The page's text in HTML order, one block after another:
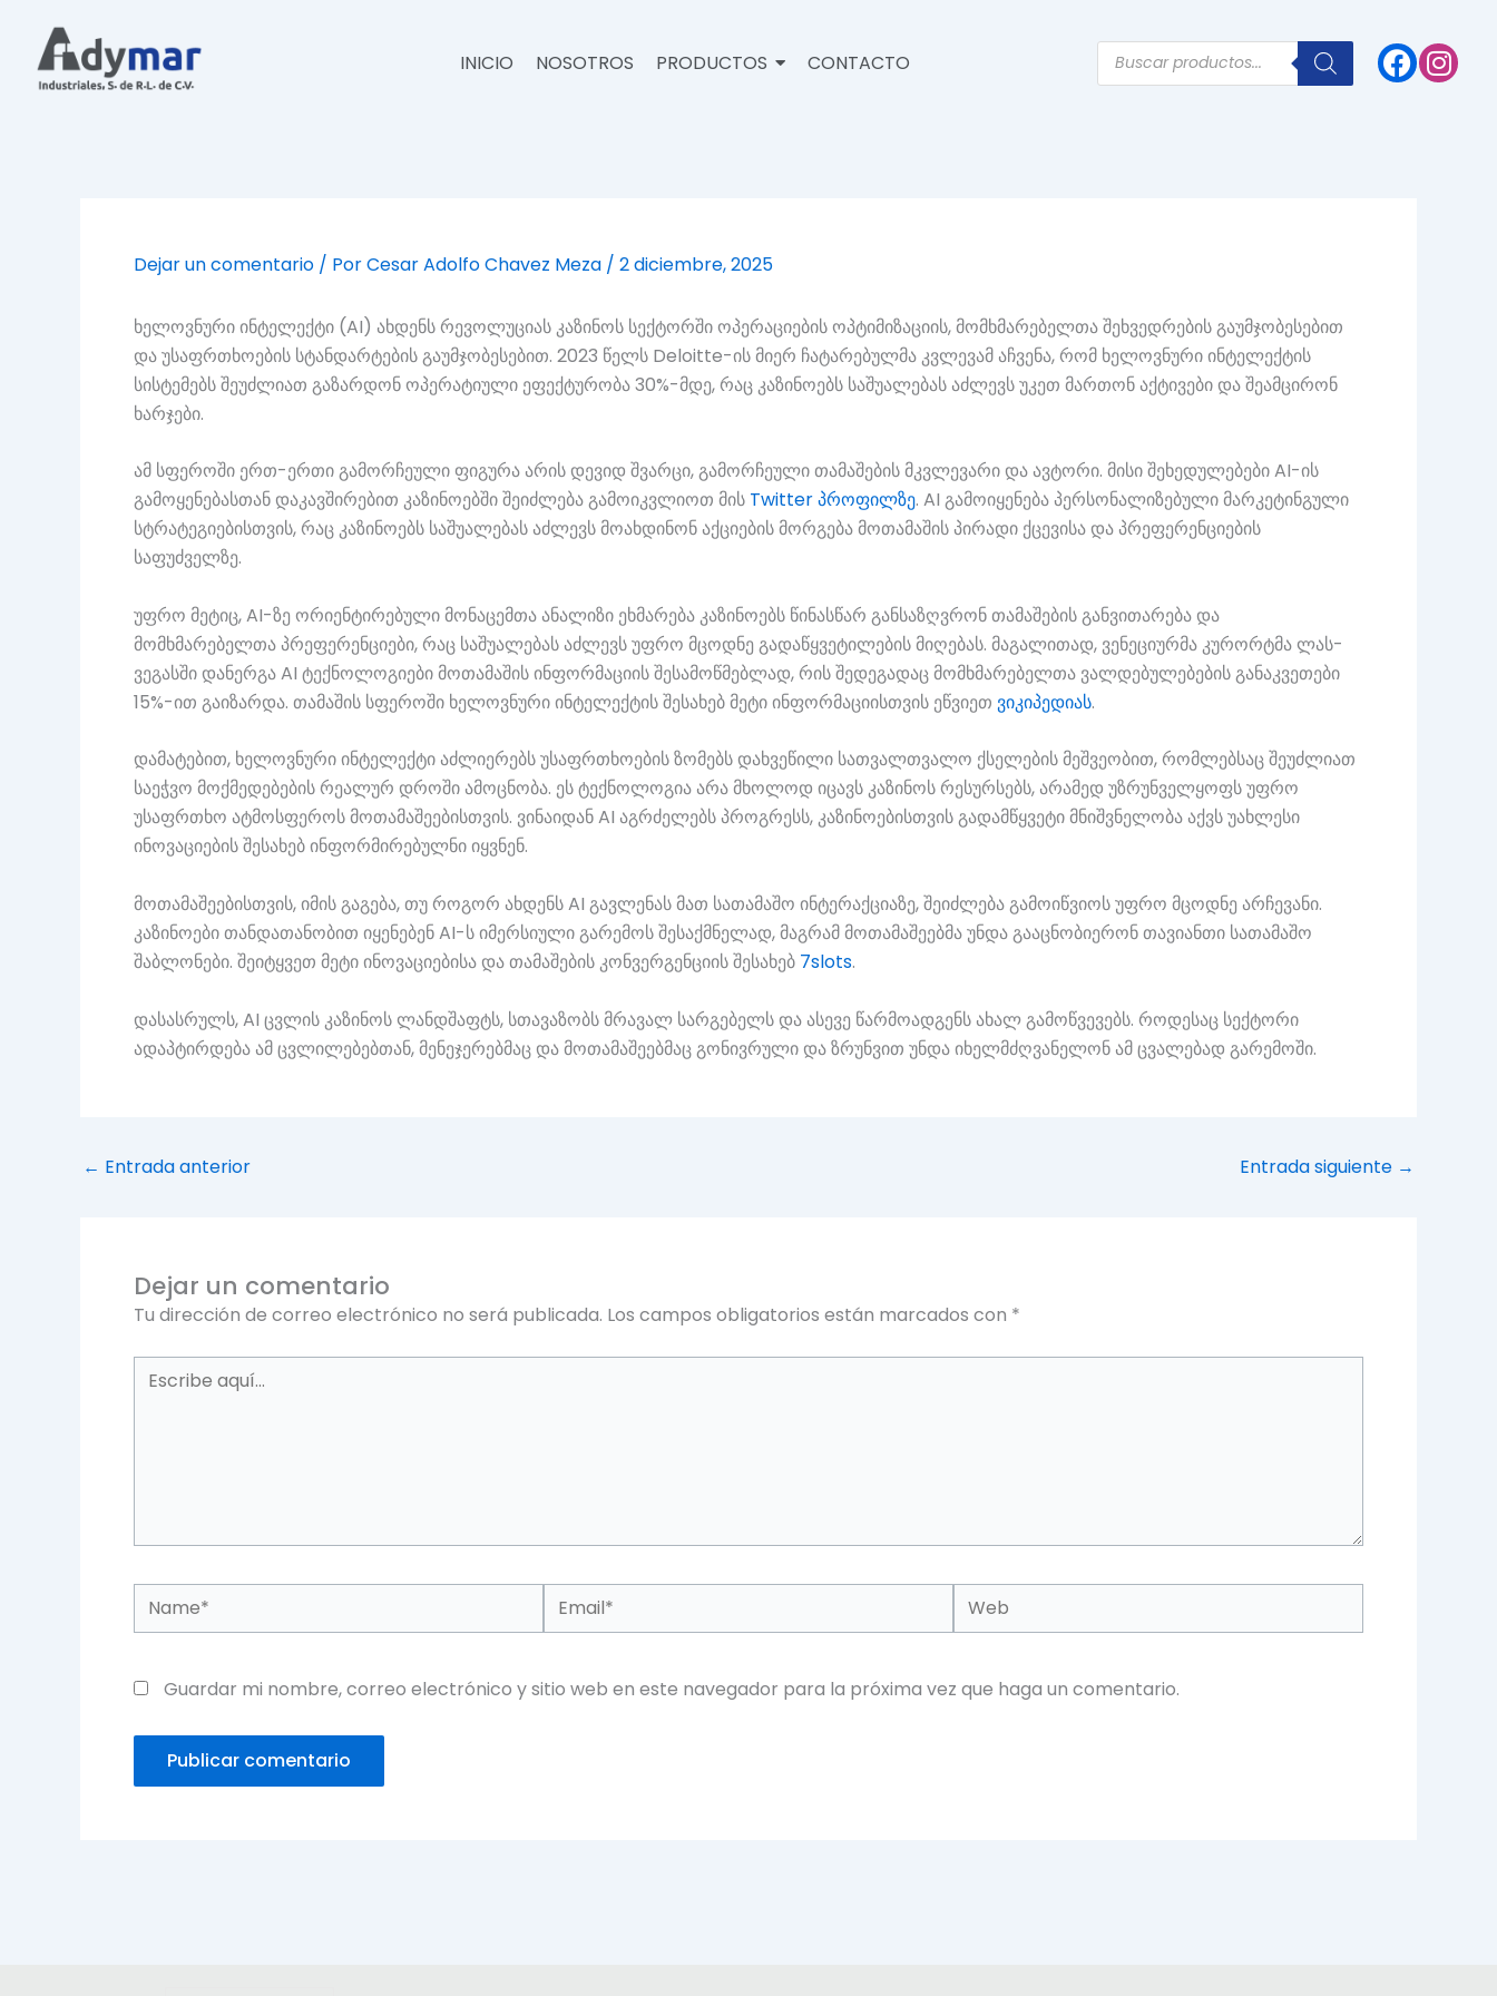
contenido
INICIO NOSOTROS PRODUCTOS CONTACTO
Products
search
Dejar un comentario / PorCesar Adolfo Chavez Meza / 2 diciembre, 2025
ხელოვნური ინტელექტი (AI) ახდენს რევოლუციას კაზინოს სექტორში ოპერაციების ოპტიმიზაციის, მომხმარებელთა შეხვედრების გაუმჯობესებით
და უსაფრთხოების სტანდარტების გაუმჯობესებით. 2023 წელს Deloitte-ის მიერ ჩატარებულმა კვლევამ აჩვენა, რომ ხელოვნური ინტელექტის
სისტემებს შეუძლიათ გაზარდონ ოპერატიული ეფექტურობა 30%-მდე, რაც კაზინოებს საშუალებას აძლევს უკეთ მართონ აქტივები და შეამცირონ
ხარჯები.
ამ სფეროში ერთ-ერთი გამორჩეული ფიგურა არის დევიდ შვარცი, გამორჩეული თამაშების მკვლევარი და ავტორი. მისი შეხედულებები AI-ის
გამოყენებასთან დაკავშირებით კაზინოებში შეიძლება გამოიკვლიოთ მის Twitter პროფილზე. AI გამოიყენება პერსონალიზებული მარკეტინგული
სტრატეგიებისთვის, რაც კაზინოებს საშუალებას აძლევს მოახდინონ აქციების მორგება მოთამაშის პირადი ქცევისა და პრეფერენციების
საფუძველზე.
უფრო მეტიც, AI-ზე ორიენტირებული მონაცემთა ანალიზი ეხმარება კაზინოებს წინასწარ განსაზღვრონ თამაშების განვითარება და
მომხმარებელთა პრეფერენციები, რაც საშუალებას აძლევს უფრო მცოდნე გადაწყვეტილების მიღებას. მაგალითად, ვენეციურმა კურორტმა ლას-
ვეგასში დანერგა AI ტექნოლოგიები მოთამაშის ინფორმაციის შესამოწმებლად, რის შედეგადაც მომხმარებელთა ვალდებულებების განაკვეთები
15%-ით გაიზარდა. თამაშის სფეროში ხელოვნური ინტელექტის შესახებ მეტი ინფორმაციისთვის ეწვიეთ ვიკიპედიას.
დამატებით, ხელოვნური ინტელექტი აძლიერებს უსაფრთხოების ზომებს დახვეწილი სათვალთვალო ქსელების მეშვეობით, რომლებსაც შეუძლიათ
საეჭვო მოქმედებების რეალურ დროში ამოცნობა. ეს ტექნოლოგია არა მხოლოდ იცავს კაზინოს რესურსებს, არამედ უზრუნველყოფს უფრო
უსაფრთხო ატმოსფეროს მოთამაშეებისთვის. ვინაიდან AI აგრძელებს პროგრესს, კაზინოებისთვის გადამწყვეტი მნიშვნელობა აქვს უახლესი
ინოვაციების შესახებ ინფორმირებულნი იყვნენ.
მოთამაშეებისთვის, იმის გაგება, თუ როგორ ახდენს AI გავლენას მათ სათამაშო ინტერაქციაზე, შეიძლება გამოიწვიოს უფრო მცოდნე არჩევანი.
კაზინოები თანდათანობით იყენებენ AI-ს იმერსიული გარემოს შესაქმნელად, მაგრამ მოთამაშეებმა უნდა გააცნობიერონ თავიანთი სათამაშო
შაბლონები. შეიტყვეთ მეტი ინოვაციებისა და თამაშების კონვერგენციის შესახებ 7slots.
დასასრულს, AI ცვლის კაზინოს ლანდშაფტს, სთავაზობს მრავალ სარგებელს და ასევე წარმოადგენს ახალ გამოწვევებს. როდესაც სექტორი
ადაპტირდება ამ ცვლილებებთან, მენეჯერებმაც და მოთამაშეებმაც გონივრული და ზრუნვით უნდა იხელმძღვანელონ ამ ცვალებად გარემოში.
← Entrada anterior Entrada siguiente →
Dejar un comentario
Tu dirección de correo electrónico no será publicada. Los campos obligatorios están marcados con *
Escribe
Name* Email* Web
Guardar mi nombre, correo electrónico y sitio web en este navegador para la próxima vez que haga un comentario.